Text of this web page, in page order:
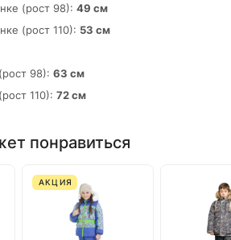
(рост 98): 49 см
(рост 110): 53 см
98): 63 см
110): 72 см
понравиться
АКЦИЯ